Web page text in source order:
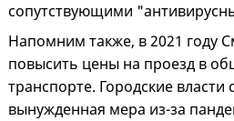
сопутствующими
Напомним также, в 2021 году
повысить цены на проезд в
транспорте. Городские власти
вынужденная мера из-за